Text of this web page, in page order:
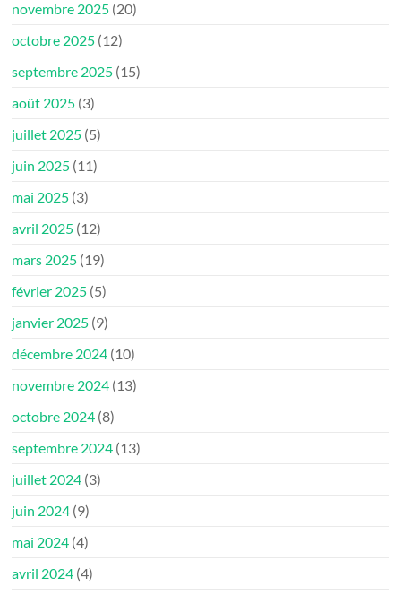
novembre 2025 (20)
octobre 2025 (12)
septembre 2025 (15)
août 2025 (3)
juillet 2025 (5)
juin 2025 (11)
mai 2025 (3)
avril 2025 (12)
mars 2025 (19)
février 2025 (5)
janvier 2025 (9)
décembre 2024 (10)
novembre 2024 (13)
octobre 2024 (8)
septembre 2024 (13)
juillet 2024 (3)
juin 2024 (9)
mai 2024 (4)
avril 2024 (4)